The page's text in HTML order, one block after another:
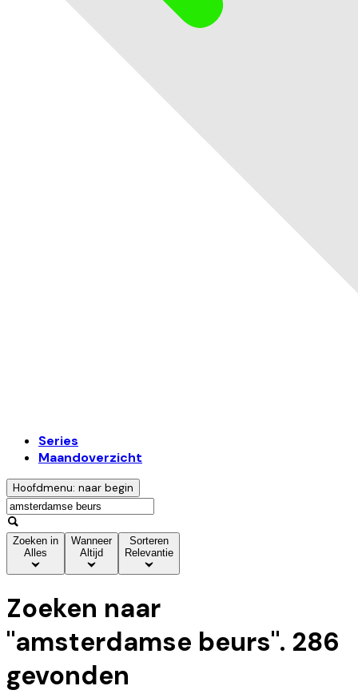
Series
Maandoverzicht
Hoofdmenu: naar begin
Zoeken in
Alles
Wanneer
Altijd
Sorteren
Relevantie
Zoeken naar
"amsterdamse beurs". 286
gevonden